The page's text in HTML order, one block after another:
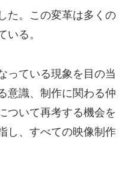
た。この変革は多くの
る。
っている現象を目の当
意識、制作に関わる仲
ついて再考する機会を
し、すべての映像制作